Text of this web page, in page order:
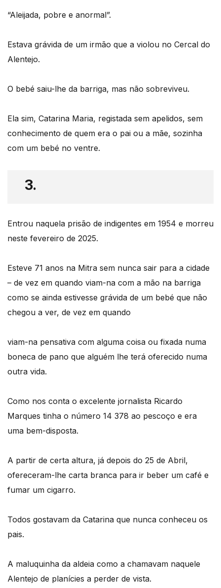
“Aleijada, pobre e anormal”.
Estava grávida de um irmão que a violou no Cercal do
Alentejo.
O bebé saiu-lhe da barriga, mas não sobreviveu.
Ela sim, Catarina Maria, registada sem apelidos, sem
conhecimento de quem era o pai ou a mãe, sozinha
com um bebé no ventre.
3.
Entrou naquela prisão de indigentes em 1954 e morreu
neste fevereiro de 2025.
Esteve 71 anos na Mitra sem nunca sair para a cidade
– de vez em quando viam-na com a mão na barriga
como se ainda estivesse grávida de um bebé que não
chegou a ver, de vez em quando
viam-na pensativa com alguma coisa ou fixada numa
boneca de pano que alguém lhe terá oferecido numa
outra vida.
Como nos conta o excelente jornalista Ricardo
Marques tinha o número 14 378 ao pescoço e era
uma bem-disposta.
A partir de certa altura, já depois do 25 de Abril,
ofereceram-lhe carta branca para ir beber um café e
fumar um cigarro.
Todos gostavam da Catarina que nunca conheceu os
pais.
A maluquinha da aldeia como a chamavam naquele
Alentejo de planícies a perder de vista.